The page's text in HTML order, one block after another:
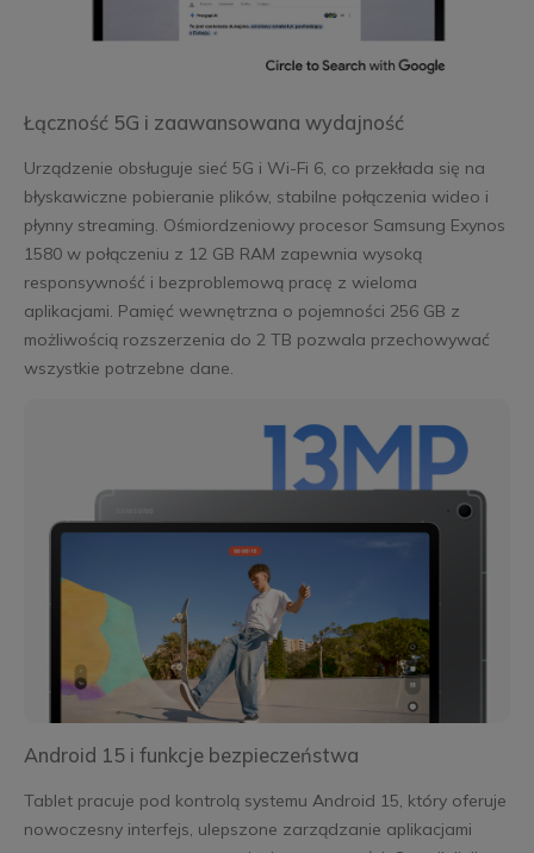
Łączność 5G i zaawansowana wydajność
Urządzenie obsługuje sieć 5G i Wi-Fi 6, co przekłada się na
błyskawiczne pobieranie plików, stabilne połączenia wideo i
płynny streaming. Ośmiordzeniowy procesor Samsung Exynos
1580 w połączeniu z 12 GB RAM zapewnia wysoką
responsywność i bezproblemową pracę z wieloma
aplikacjami. Pamięć wewnętrzna o pojemności 256 GB z
możliwością rozszerzenia do 2 TB pozwala przechowywać
wszystkie potrzebne dane.
Android 15 i funkcje bezpieczeństwa
Tablet pracuje pod kontrolą systemu Android 15, który oferuje
nowoczesny interfejs, ulepszone zarządzanie aplikacjami